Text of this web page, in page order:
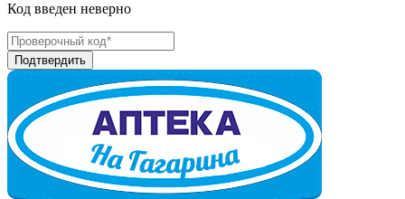
Код введен неверно